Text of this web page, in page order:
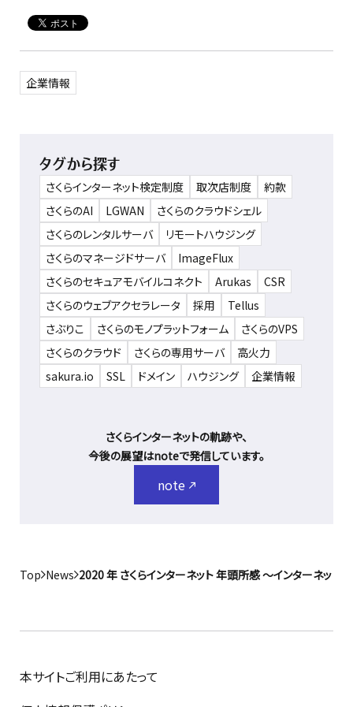
企業情報
タグから探す
さくらインターネット検定制度 取次店制度
約款
さくらのAI
LGWAN
さくらのクラウドシェル
さくらのレンタルサーバ
リモートハウジング
さくらのマネージドサーバ
ImageFlux
さくらのセキュアモバイルコネクト
Arukas
CSR
さくらのウェブアクセラレータ
採用
Tellus
さぶりこ
さくらのモノプラットフォーム
さくらのVPS
さくらのクラウド
さくらの専用サーバ
高火力
sakura.io
SSL ドメイン ハウジング 企業情報
さくらインターネットの軌跡や、
今後の展望はnoteで発信しています。
note
Top News 2020 年 さくらインターネット 年頭所感 ～インターネット
本サイトご利用にあたって